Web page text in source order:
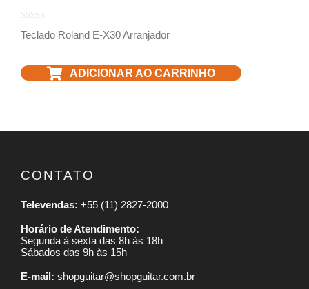
Teclado Roland E-X30 Arranjador
ADICIONAR AO CARRINHO
CONTATO
Televendas: +55 (11) 2827-2000
Horário de Atendimento:
Segunda à sexta das 8h às 18h
Sábados das 9h às 15h
E-mail: shopguitar@shopguitar.com.br